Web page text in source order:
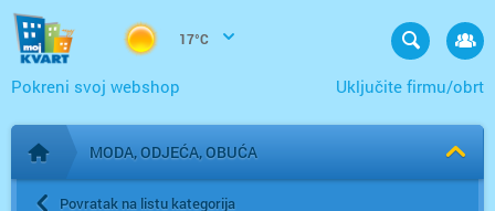
17°C
Uključite firmu/obrt
Pokreni svoj webshop
Početna stranica
MODA, ODJEĆA, OBUĆA
Povratak na listu kategorija